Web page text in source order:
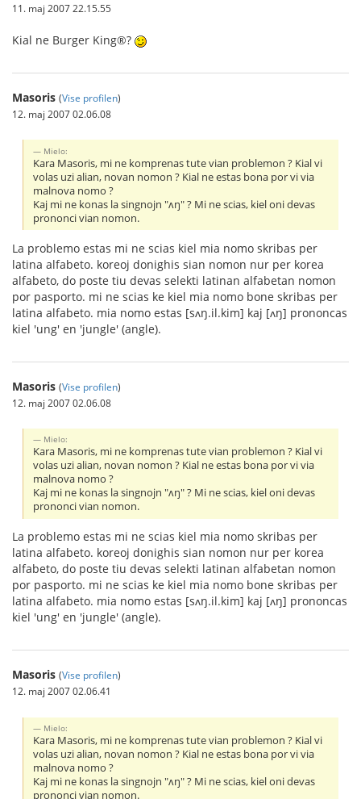
11. maj 2007 22.15.55
Kial ne Burger King®?
Masoris (Vise profilen)
12. maj 2007 02.06.08
Mielo:
Kara Masoris, mi ne komprenas tute vian problemon ? Kial vi
volas uzi alian, novan nomon ? Kial ne estas bona por vi via
malnova nomo ?
Kaj mi ne konas la singnojn "ʌŋ" ? Mi ne scias, kiel oni devas
prononci vian nomon.
La problemo estas mi ne scias kiel mia nomo skribas per
latina alfabeto. koreoj donighis sian nomon nur per korea
alfabeto, do poste tiu devas selekti latinan alfabetan nomon
por pasporto. mi ne scias ke kiel mia nomo bone skribas per
latina alfabeto. mia nomo estas [sʌŋ.il.kim] kaj [ʌŋ] prononcas
kiel 'ung' en 'jungle' (angle).
Masoris (Vise profilen)
12. maj 2007 02.06.08
Mielo:
Kara Masoris, mi ne komprenas tute vian problemon ? Kial vi
volas uzi alian, novan nomon ? Kial ne estas bona por vi via
malnova nomo ?
Kaj mi ne konas la singnojn "ʌŋ" ? Mi ne scias, kiel oni devas
prononci vian nomon.
La problemo estas mi ne scias kiel mia nomo skribas per
latina alfabeto. koreoj donighis sian nomon nur per korea
alfabeto, do poste tiu devas selekti latinan alfabetan nomon
por pasporto. mi ne scias ke kiel mia nomo bone skribas per
latina alfabeto. mia nomo estas [sʌŋ.il.kim] kaj [ʌŋ] prononcas
kiel 'ung' en 'jungle' (angle).
Masoris (Vise profilen)
12. maj 2007 02.06.41
Mielo:
Kara Masoris, mi ne komprenas tute vian problemon ? Kial vi
volas uzi alian, novan nomon ? Kial ne estas bona por vi via
malnova nomo ?
Kaj mi ne konas la singnojn "ʌŋ" ? Mi ne scias, kiel oni devas
prononci vian nomon.